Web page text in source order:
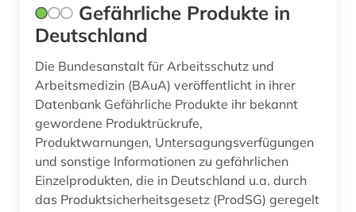
Gefährliche Produkte in
Deutschland
Die Bundesanstalt für Arbeitsschutz und
Arbeitsmedizin (BAuA) veröffentlicht in ihrer
Datenbank Gefährliche Produkte ihr bekannt
gewordene Produktrückrufe,
Produktwarnungen, Untersagungsverfügungen
und sonstige Informationen zu gefährlichen
Einzelprodukten, die in Deutschland u.a. durch
das Produktsicherheitsgesetz (ProdSG) geregelt